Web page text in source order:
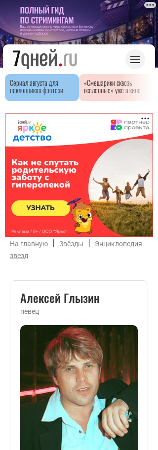
Сериал августа для
поклонников фэнтези
«Смешарики сквозь
вселенные» уже в кино
На главную | Звёзды |
Энциклопедия
звезд
Алексей Глызин
певец